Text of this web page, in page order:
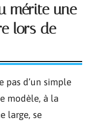
mérite une
lors de
pas d’un simple
modèle, à la
large, se